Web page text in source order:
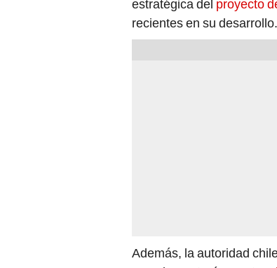
recientes en su desarrollo.
complementará con otras